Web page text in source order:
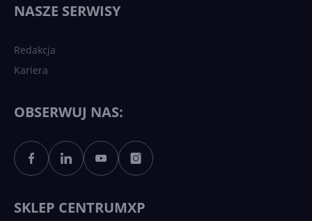
Sztuczna inteligencja po
polsku. Dość barier
NASZE SERWISY
Redakcja
Kariera
OBSERWUJ NAS:
SKLEP CENTRUMXP